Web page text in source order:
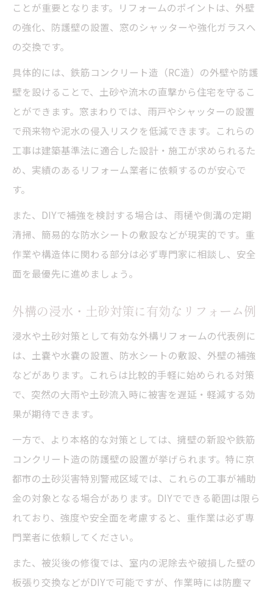
ことが重要となります。リフォームのポイントは、外壁
の強化、防護壁の設置、窓のシャッターや強化ガラスへ
の交換です。
具体的には、鉄筋コンクリート造（RC造）の外壁や防護
壁を設けることで、土砂や流木の直撃から住宅を守るこ
とができます。窓まわりでは、雨戸やシャッターの設置
で飛来物や泥水の侵入リスクを低減できます。これらの
工事は建築基準法に適合した設計・施工が求められるた
め、実績のあるリフォーム業者に依頼するのが安心で
す。
また、DIYで補強を検討する場合は、雨樋や側溝の定期
清掃、簡易的な防水シートの敷設などが現実的です。重
作業や構造体に関わる部分は必ず専門家に相談し、安全
面を最優先に進めましょう。
外構の浸水・土砂対策に有効なリフォーム例
浸水や土砂対策として有効な外構リフォームの代表例に
は、土嚢や水嚢の設置、防水シートの敷設、外壁の補強
などがあります。これらは比較的手軽に始められる対策
で、突然の大雨や土砂流入時に被害を遅延・軽減する効
果が期待できます。
一方で、より本格的な対策としては、擁壁の新設や鉄筋
コンクリート造の防護壁の設置が挙げられます。特に京
都市の土砂災害特別警戒区域では、これらの工事が補助
金の対象となる場合があります。DIYでできる範囲は限ら
れており、強度や安全面を考慮すると、重作業は必ず専
門業者に依頼してください。
また、被災後の修復では、室内の泥除去や破損した壁の
板張り交換などがDIYで可能ですが、作業時には防塵マ